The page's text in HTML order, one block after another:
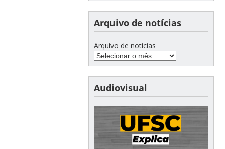
Arquivo de notícias
Arquivo de notícias
Audiovisual